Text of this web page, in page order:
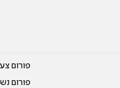
פורום
פורום